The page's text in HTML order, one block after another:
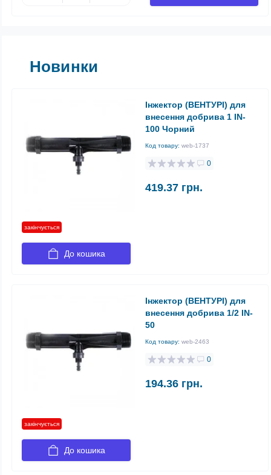
Новинки
закінчується
Інжектор (ВЕНТУРІ) для
внесення добрива 1 IN-
100 Чорний
Код товару: web-1737
0
419.37 грн.
До кошика
закінчується
Інжектор (ВЕНТУРІ) для
внесення добрива 1/2 IN-
50
Код товару: web-2463
0
194.36 грн.
До кошика